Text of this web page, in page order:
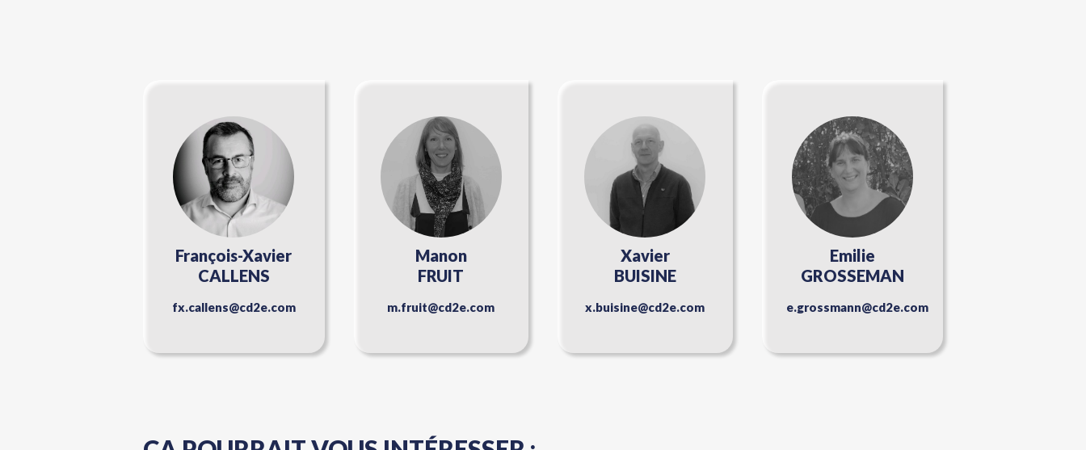
François-Xavier
CALLENS
fx.callens@cd2e.com
Manon
FRUIT
m.fruit@cd2e.com
Xavier
BUISINE
x.buisine@cd2e.com
Emilie
GROSSEMAN
e.grossmann@cd2e.com